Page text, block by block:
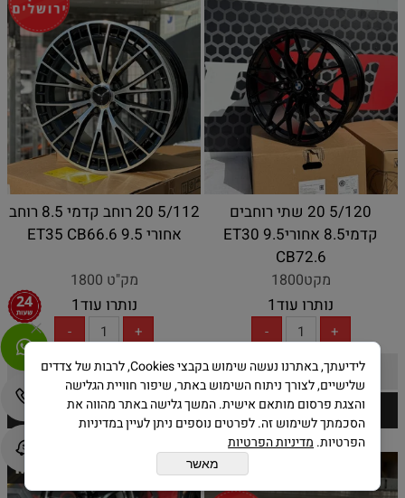
5/120 20 שתי רוחבים
קדמי8.5 אחורי9.5 ET30
CB72.6
מקט1800
נותרו עוד1
פרטים נוספים
5/112 20 רוחב קדמי 8.5 רוחב
אחורי 9.5 ET35 CB66.6
מק"ט 1800
נותרו עוד1
פרטים נוספים
T.M
T.W
לידיעתך, באתרנו נעשה שימוש בקבצי Cookies, לרבות של צדדים
שלישיים, לצורך ניתוח השימוש באתר, שיפור חוויית הגלישה
והצגת פרסום מותאם אישית. המשך גלישה באתר מהווה את
הסכמתך לשימוש זה. לפרטים נוספים ניתן לעיין במדיניות
הפרטיות. מדיניות הפרטיות
מאשר